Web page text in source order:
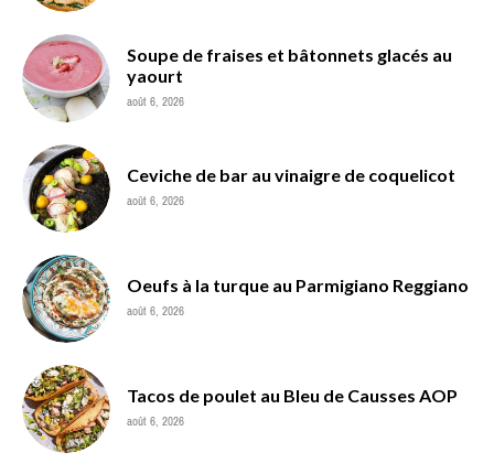
Soupe de fraises et bâtonnets glacés au
yaourt
août 6, 2026
Ceviche de bar au vinaigre de coquelicot
août 6, 2026
Oeufs à la turque au Parmigiano Reggiano
août 6, 2026
Tacos de poulet au Bleu de Causses AOP
août 6, 2026